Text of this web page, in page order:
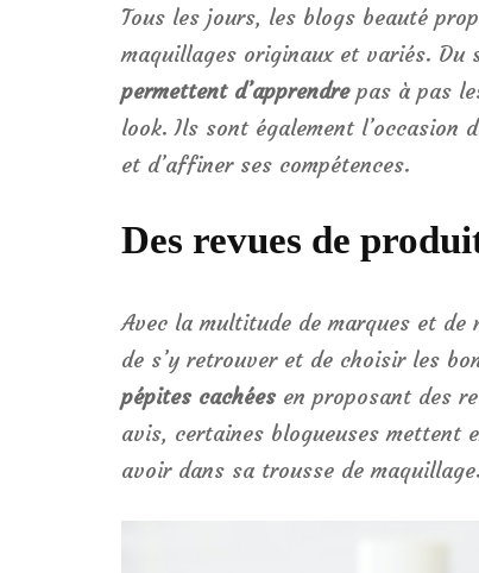
Tous les jours, les blogs beauté
maquillages originaux et variés.
permettent d’apprendrepas à pas
look. Ils sont également l’occasion
et d’affiner ses compétences.
Des revues de
Avec la multitude de marques et
de s’y retrouver et de choisir les
pépites cachéesen proposant des
avis, certaines blogueuses mettent
avoir dans sa trousse de maquillage.